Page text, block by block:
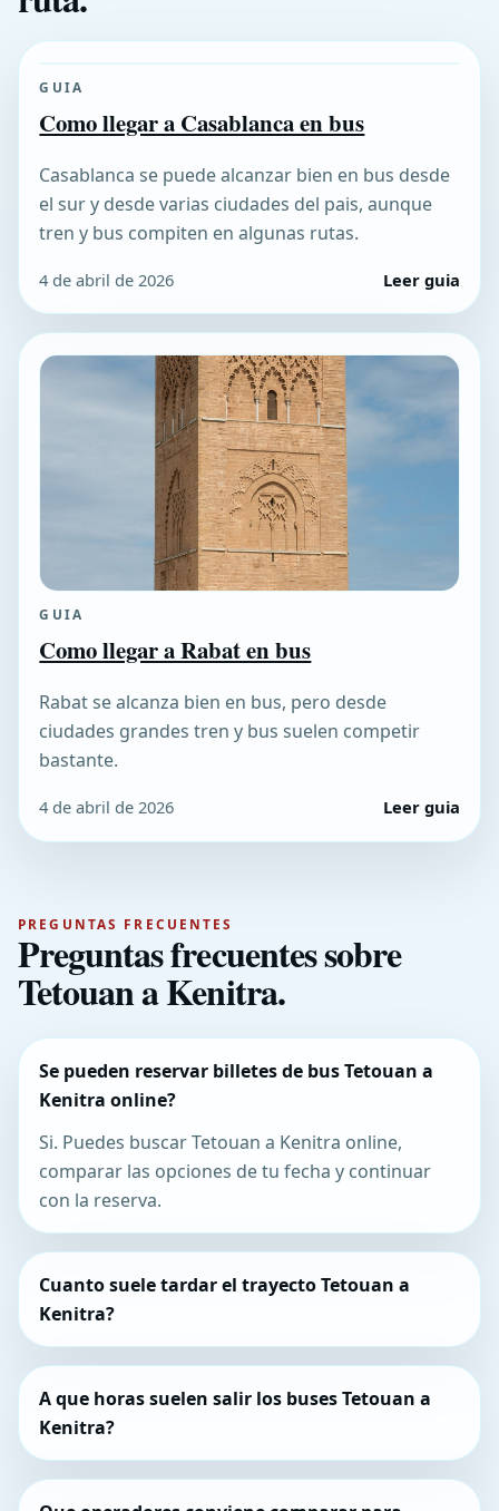
GUIA
Como llegar a Casablanca en bus
Casablanca se puede alcanzar bien en bus desde
el sur y desde varias ciudades del pais, aunque
tren y bus compiten en algunas rutas.
4 de abril de 2026 Leer guia
GUIA
Como llegar a Rabat en bus
Rabat se alcanza bien en bus, pero desde
ciudades grandes tren y bus suelen competir
bastante.
4 de abril de 2026 Leer guia
PREGUNTAS FRECUENTES
Preguntas frecuentes sobre
Tetouan a Kenitra.
Se pueden reservar billetes de bus Tetouan a
Kenitra online?
Si. Puedes buscar Tetouan a Kenitra online,
comparar las opciones de tu fecha y continuar
con la reserva.
Cuanto suele tardar el trayecto Tetouan a
Kenitra?
A que horas suelen salir los buses Tetouan a
Kenitra?